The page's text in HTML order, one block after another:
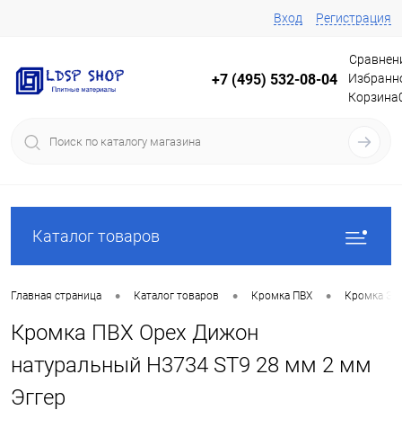
Вход Регистрация
+7 (495) 532-08-04
Корзина
Каталог товаров
Главная страница • Каталог товаров • Кромка ПВХ • Кромка
Кромка ПВХ Орех Дижон
натуральный H3734 ST9 28 мм 2 мм
Эггер